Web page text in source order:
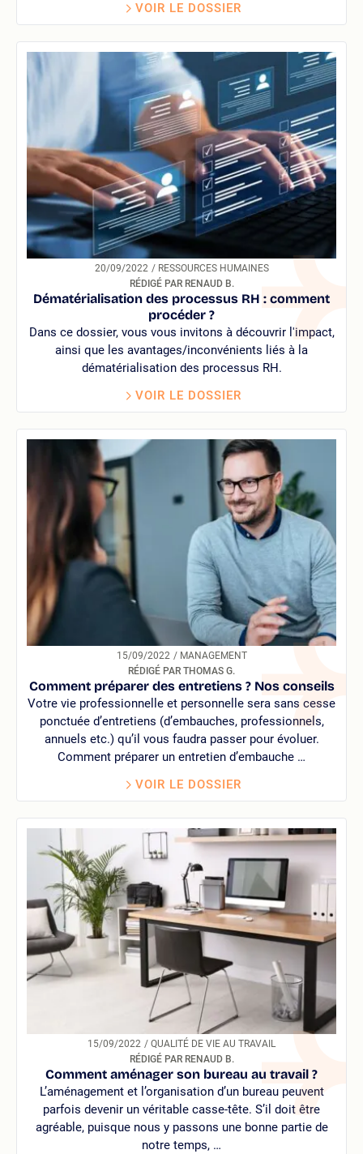
VOIR LE DOSSIER
20/09/2022
/ RESSOURCES HUMAINES
RÉDIGÉ PAR RENAUD B.
Dématérialisation des processus RH : comment
procéder ?
Dans ce dossier, vous vous invitons à découvrir l'impact,
ainsi que les avantages/inconvénients liés à la
dématérialisation des processus RH.
VOIR LE DOSSIER
15/09/2022
/ MANAGEMENT
RÉDIGÉ PAR THOMAS G.
Comment préparer des entretiens ? Nos conseils
Votre vie professionnelle et personnelle sera sans cesse
ponctuée d’entretiens (d’embauches, professionnels,
annuels etc.) qu’il vous faudra passer pour évoluer.
Comment préparer un entretien d’embauche …
VOIR LE DOSSIER
15/09/2022
/ QUALITÉ DE VIE AU TRAVAIL
RÉDIGÉ PAR RENAUD B.
Comment aménager son bureau au travail ?
L’aménagement et l’organisation d’un bureau peuvent
parfois devenir un véritable casse-tête. S’il doit être
agréable, puisque nous y passons une bonne partie de
notre temps, …